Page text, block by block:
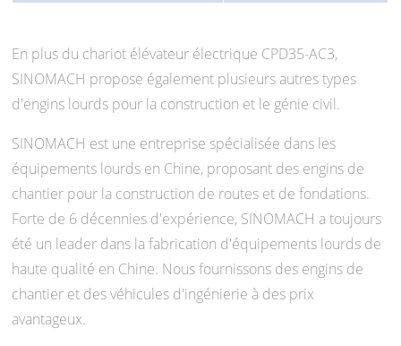
En plus du chariot élévateur électrique CPD35-AC3,
SINOMACH propose également plusieurs autres types
d'engins lourds pour la construction et le génie civil.
SINOMACH est une entreprise spécialisée dans les
équipements lourds en Chine, proposant des engins de
chantier pour la construction de routes et de fondations.
Forte de 6 décennies d'expérience, SINOMACH a toujours
été un leader dans la fabrication d'équipements lourds de
haute qualité en Chine. Nous fournissons des engins de
chantier et des véhicules d'ingénierie à des prix
avantageux.